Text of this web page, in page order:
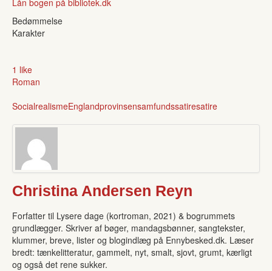
Bedømmelse
Karakter
1 like
Roman
SocialrealismeEnglandprovinsensamfundssatiresatire
Christina Andersen Reyn
Forfatter til Lysere dage (kortroman, 2021) & bogrummets
grundlægger. Skriver af bøger, mandagsbønner, sangtekster,
klummer, breve, lister og blogindlæg på Ennybesked.dk. Læser
bredt: tænkelitteratur, gammelt, nyt, smalt, sjovt, grumt, kærligt
og også det rene sukker.